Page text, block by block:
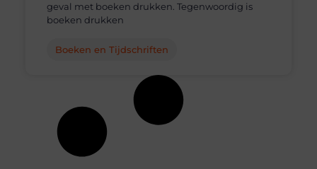
geval met boeken drukken. Tegenwoordig is
boeken drukken
Boeken en Tijdschriften